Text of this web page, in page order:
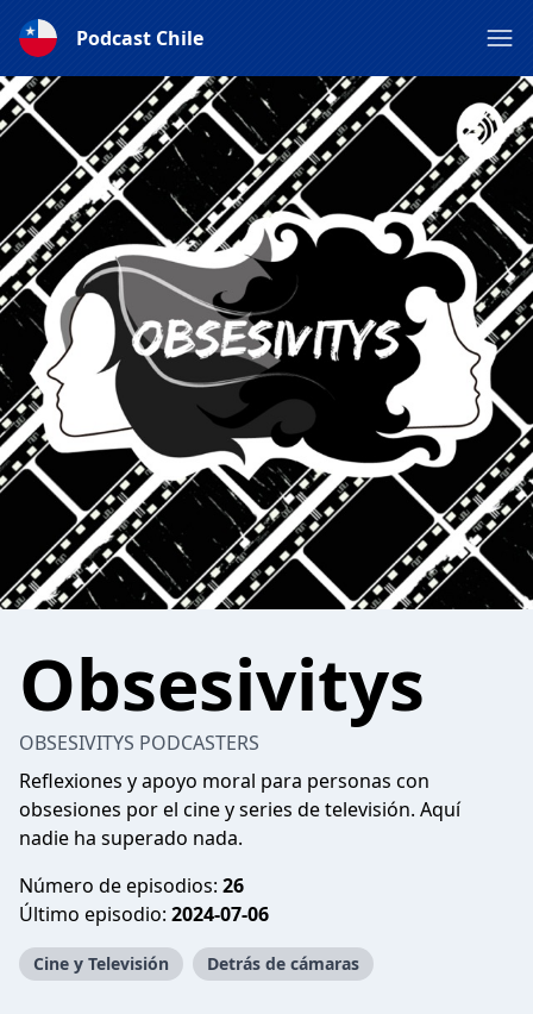
Podcast Chile
Obsesivitys
OBSESIVITYS PODCASTERS
Reflexiones y apoyo moral para personas con
obsesiones por el cine y series de televisión. Aquí
nadie ha superado nada.
Número de episodios: 26
Último episodio: 2024-07-06
Cine y Televisión Detrás de cámaras